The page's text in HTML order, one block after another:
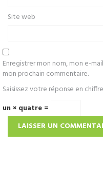
Site web
Enregistrer mon nom, mon e-
mon prochain commentaire.
Saisissez votre réponse en
un × quatre =